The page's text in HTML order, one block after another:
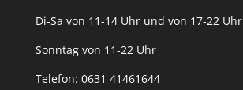
Di-Sa von 11-14 Uhr und von 17-22 Uhr
Sonntag von 11-22 Uhr
Telefon: 0631 41461644